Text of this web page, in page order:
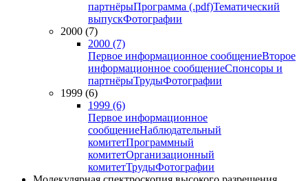
партнёрыПрограмма (.pdf)Тематический
выпускФотографии
2000 (7)
2000 (7)
Первое информационное сообщениеВторое
информационное сообщениеСпонсоры и
партнёрыТрудыФотографии
1999 (6)
1999 (6)
Первое информационное
сообщениеНаблюдательный
комитетПрограммный
комитетОрганизационный
комитетТрудыФотографии